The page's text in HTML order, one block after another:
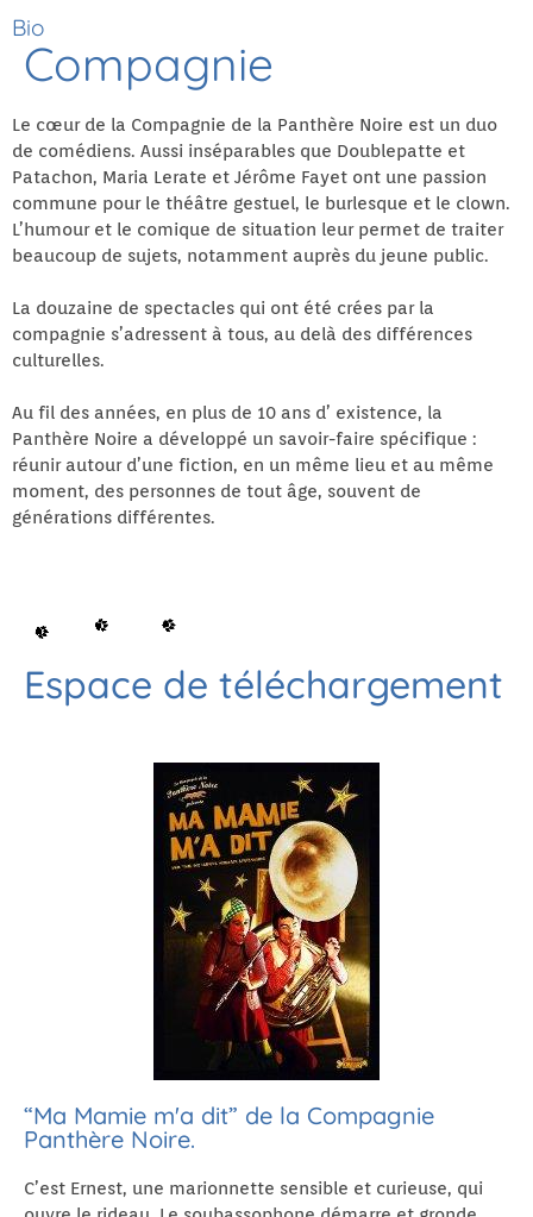
Bio
Compagnie
Le cœur de la Compagnie de la Panthère Noire est un duo
de comédiens. Aussi inséparables que Doublepatte et
Patachon, Maria Lerate et Jérôme Fayet ont une passion
commune pour le théâtre gestuel, le burlesque et le clown.
L’humour et le comique de situation leur permet de traiter
beaucoup de sujets, notamment auprès du jeune public.
La douzaine de spectacles qui ont été crées par la
compagnie s’adressent à tous, au delà des différences
culturelles.
Au fil des années, en plus de 10 ans d’ existence, la
Panthère Noire a développé un savoir-faire spécifique :
réunir autour d’une fiction, en un même lieu et au même
moment, des personnes de tout âge, souvent de
générations différentes.
Espace de téléchargement
“Ma Mamie m'a dit” de la Compagnie
Panthère Noire.
C’est Ernest, une marionnette sensible et curieuse, qui